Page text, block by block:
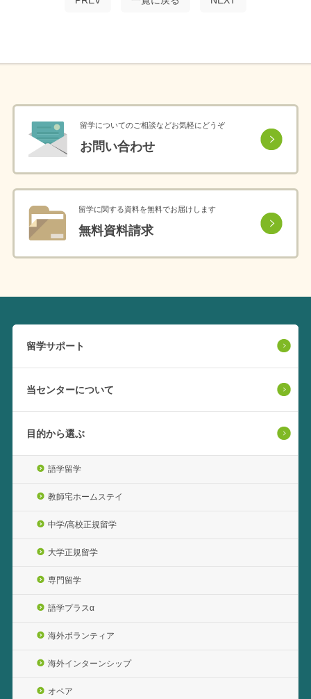
留学についてのご相談などお気軽にどうぞ
お問い合わせ
留学に関する資料を無料でお届けします
無料資料請求
留学サポート
当センターについて
目的から選ぶ
語学留学
教師宅ホームステイ
中学/高校正規留学
大学正規留学
専門留学
語学プラスα
海外ボランティア
海外インターンシップ
オペア